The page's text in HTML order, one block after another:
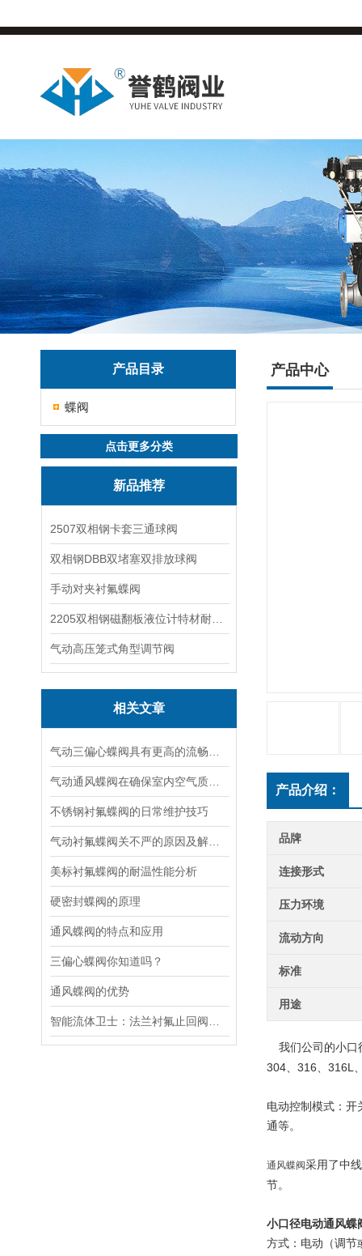
产品目录
蝶阀
点击更多分类
新品推荐
2507双相钢卡套三通球阀
双相钢DBB双堵塞双排放球阀
手动对夹衬氟蝶阀
气动高压笼式角型调节阀
相关文章
不锈钢衬氟蝶阀的日常维护技巧
美标衬氟蝶阀的耐温性能分析
硬密封蝶阀的原理
通风蝶阀的特点和应用
三偏心蝶阀你知道吗？
通风蝶阀的优势
产品中心
产品介绍：
品牌
连接形式
压力环境
流动方向
标准
用途
我们公司的小口
304、316、316L
电动控制模式：开
通等。
通风蝶阀采用了中
节。
小口径电动通风蝶
方式：电动（调